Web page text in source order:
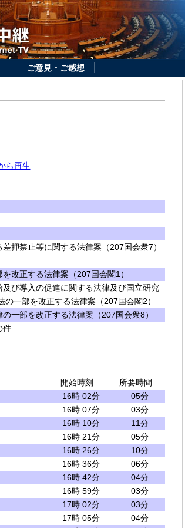
ご意見・ご感想
ら再生
押禁止等に関する法律案（207国会衆7）
改正する法律案（207国会閣1）
び導入の促進に関する法律及び国立研究
一部を改正する法律案（207国会閣2）
一部を改正する法律案（207国会衆8）
件
開始時刻
所要時間
16時 02分
05分
16時 07分
03分
16時 10分
11分
16時 21分
05分
16時 26分
10分
16時 36分
06分
16時 42分
04分
16時 59分
03分
17時 02分
03分
17時 05分
04分